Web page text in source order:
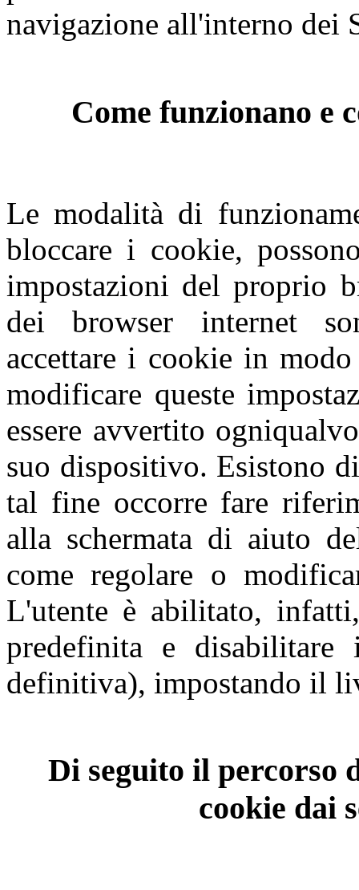
navigazione all'interno dei
Come funzionano e
Le modalità di
bloccare i cookie,
impostazioni del proprio
dei browser internet
accettare i cookie in
modificare queste
essere avvertito
suo dispositivo. Esistono
tal fine occorre fare
alla schermata di aiuto
come regolare o
L'utente è abilitato,
predefinita e
definitiva), impostando il
Di seguito il percorso
cookie dai